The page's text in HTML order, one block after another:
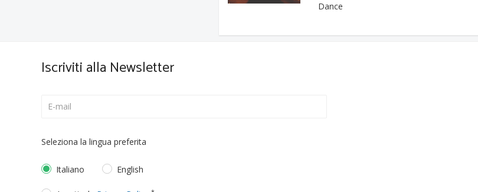
Dance
Iscriviti alla Newsletter
Seleziona la lingua preferita
Italiano English